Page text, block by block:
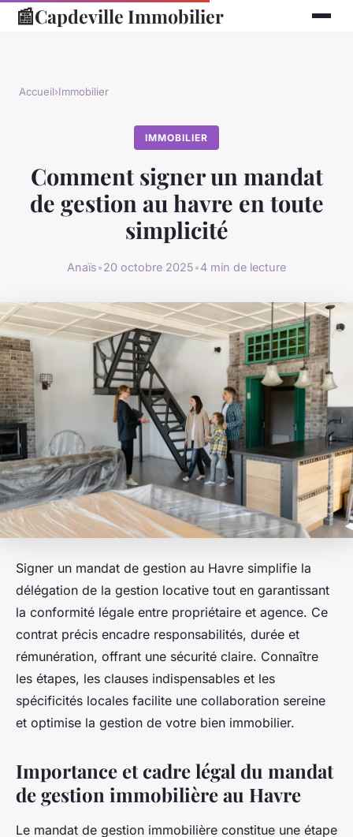
📰Capdeville Immobilier
Accueil›Immobilier
IMMOBILIER
Comment signer un mandat
de gestion au havre en toute
simplicité
Anaïs•20 octobre 2025•4 min de lecture
Signer un mandat de gestion au Havre simplifie la
délégation de la gestion locative tout en garantissant
la conformité légale entre propriétaire et agence. Ce
contrat précis encadre responsabilités, durée et
rémunération, offrant une sécurité claire. Connaître
les étapes, les clauses indispensables et les
spécificités locales facilite une collaboration sereine
et optimise la gestion de votre bien immobilier.
Importance et cadre légal du mandat
de gestion immobilière au Havre
Le mandat de gestion immobilière constitue une étape